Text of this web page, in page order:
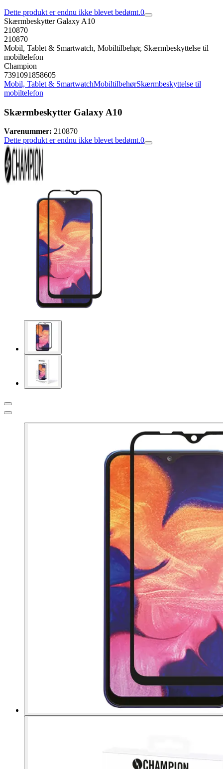
Dette produkt er endnu ikke blevet bedømt.0
Skærmbeskytter Galaxy A10
210870
210870
Mobil, Tablet & Smartwatch, Mobiltilbehør, Skærmbeskyttelse til
mobiltelefon
Champion
7391091858605
Mobil, Tablet & SmartwatchMobiltilbehørSkærmbeskyttelse til
mobiltelefon
Skærmbeskytter Galaxy A10
Varenummer: 210870
Dette produkt er endnu ikke blevet bedømt.0